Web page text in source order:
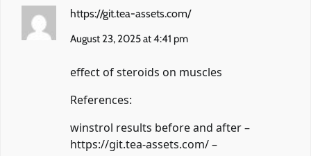
https://git.tea-assets.com/
August 23, 2025 at 4:41 pm
effect of steroids on muscles
References:
winstrol results before and after –
https://git.tea-assets.com/–